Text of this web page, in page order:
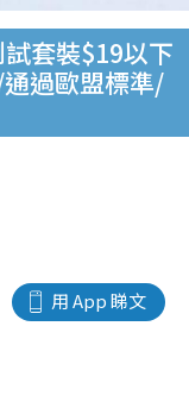
試套裝$19以下
過歐盟標準/
用 App 睇文